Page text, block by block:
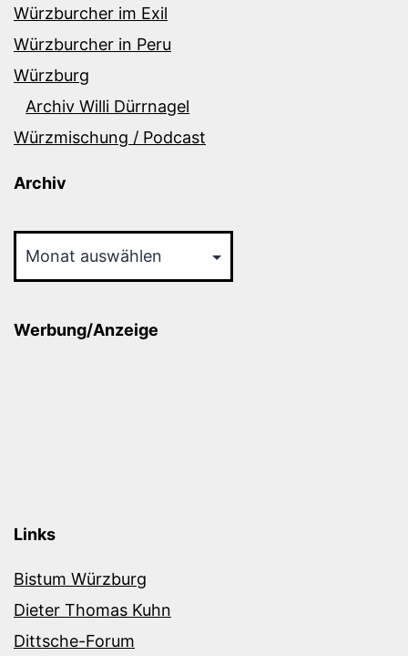
Würzburcher im Exil
Würzburcher in Peru
Würzburg
Archiv Willi Dürrnagel
Würzmischung / Podcast
Archiv
Werbung/Anzeige
Links
Bistum Würzburg
Dieter Thomas Kuhn
Dittsche-Forum